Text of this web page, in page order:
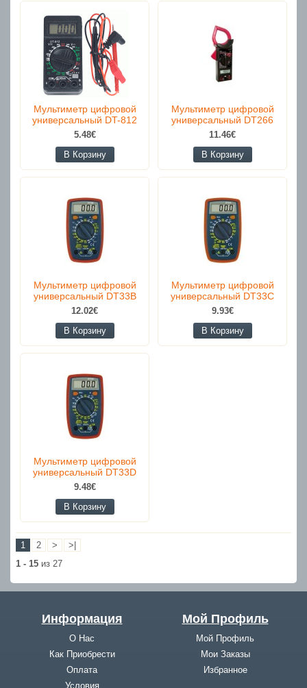
Мультиметр цифровой
универсальный DT-812
5.48€
В Корзину
Мультиметр цифровой
универсальный DT266
11.46€
В Корзину
Мультиметр цифровой
универсальный DT33B
12.02€
В Корзину
Мультиметр цифровой
универсальный DT33C
9.93€
В Корзину
Мультиметр цифровой
универсальный DT33D
9.48€
В Корзину
1 2 >
>|
1 - 15 из 27
Информация
О Нас
Как Приобрести
Оплата
Условия
Мой Профиль
Мой Профиль
Мои Заказы
Избранное